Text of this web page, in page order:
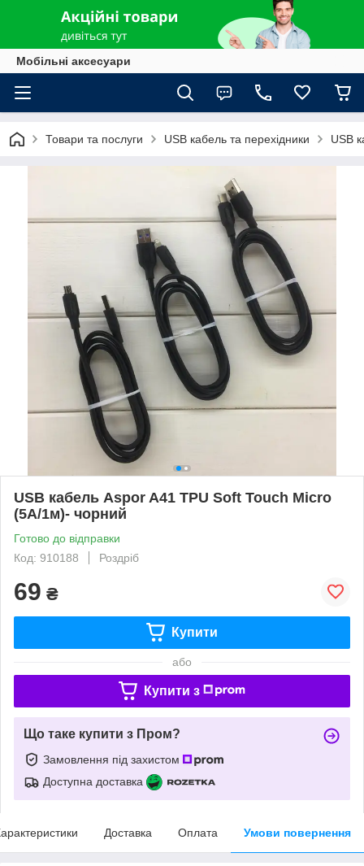
Мобільні аксесуари
Товари та послуги USB кабель та перехідники USB
USB кабель Aspor A41 TPU Soft Touch Micro
(5А/1м)- чорний
Готово до відправки
Код: 910188
Роздріб
69 ₴
Купити
або
Купити з
Що таке купити з Пром?
Замовлення під захистом
Доступна доставка
Доставка Оплата Умови повернення